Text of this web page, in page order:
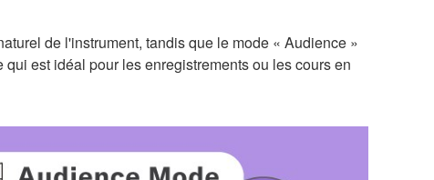
de l'instrument, tandis que le mode « Audience »
est idéal pour les enregistrements ou les cours en